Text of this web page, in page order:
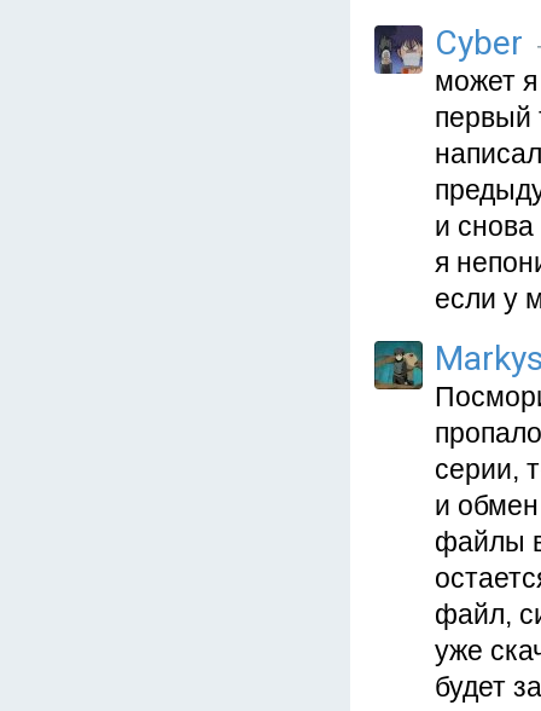
Cyber
может
первый
и
я
если у
серии,
и
файлы
файл,
уже
будет